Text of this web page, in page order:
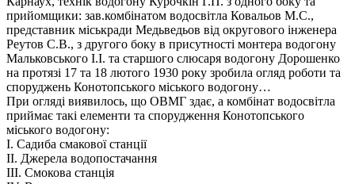
прийомщики: зав.комбінатом водосвітла Ковальов М.С.,
представник міськради Медьведьов від округового інженера
Реутов С.В., з другого боку в присутності монтера водогону
Мальковського І.І. та старшого слюсаря водогону Дорошенко
на протязі 17 та 18 лютого 1930 року зробила огляд роботи та
споруджень Конотопського міського водогону…
При огляді виявилось, що ОВМГ здає, а комбінат водосвітла
приймає такі елементи та спорудження Конотопського
міського водогону:
І. Садиба смакової станції
ІІ. Джерела водопостачання
ІІІ. Смокова станція